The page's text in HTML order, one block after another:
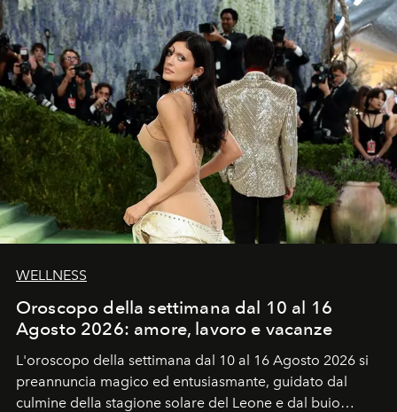
WELLNESS
Oroscopo della settimana dal 10 al 16
Agosto 2026: amore, lavoro e vacanze
L'oroscopo della settimana dal 10 al 16 Agosto 2026 si
preannuncia magico ed entusiasmante, guidato dal
culmine della stagione solare del Leone e dal buio